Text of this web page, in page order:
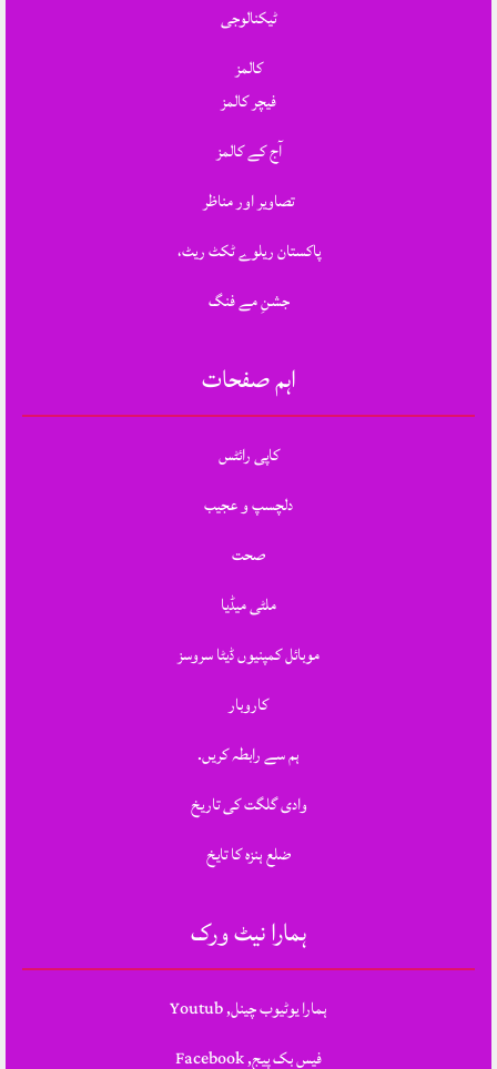
ٹیکنالوجی
کالمز
فیچر کالمز
آج کے کالمز
تصاویر اور مناظر
پاکستان ریلوے ٹکٹ ریٹ،
جشنِ مے فنگ
اہم صفحات
کاپی رائٹس
دلچسپ و عجیب
صحت
ملٹی میڈیا
موبائل کمپنیوں ڈیٹا سروسز
کاروبار
ہم سے رابطہ کریں.
وادی گلگت کی تاریخ
ضلع ہنزہ کا تایخ
ہمارا نیٹ ورک
ہمارا یوٹیوب چینل, Youtub
فیس بک پیج, Facebook